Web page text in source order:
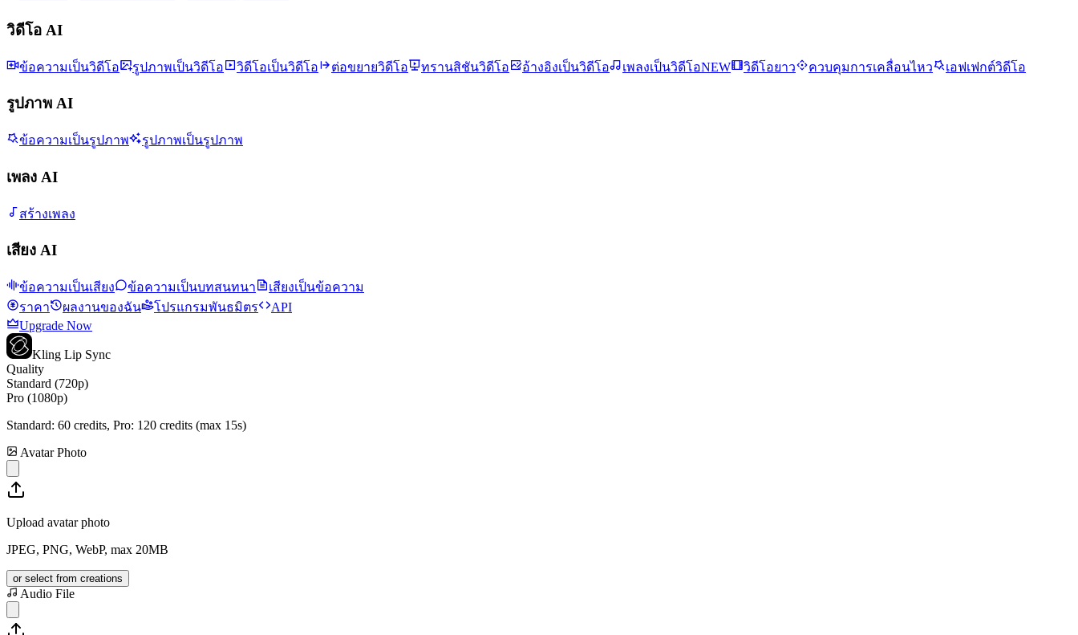
วิดีโอ AI
ข้อความเป็นวิดีโอ รูปภาพเป็นวิดีโอ วิดีโอเป็นวิดีโอ ต่อขยายวิดีโอ ทรานสิชันวิดีโอ อ้างอิงเป็นวิดีโอ เพลงเป็นวิดีโอNEW วิดีโอยาว ควบคุมการเคลื่อนไหว เอฟเฟกต์วิดีโอ
รูปภาพ AI
ข้อความเป็นรูปภาพ รูปภาพเป็นรูปภาพ
เพลง AI
สร้างเพลง
เสียง AI
ข้อความเป็นเสียง ข้อความเป็นบทสนทนา
เสียงเป็นข้อความ
ราคา
ผลงานของฉัน โปรแกรมพันธมิตร
API
Upgrade Now
Kling Lip Sync
Quality
Standard (720p)
Pro (1080p)
Standard: 60 credits, Pro: 120 credits (max 15s)
Avatar Photo
Upload avatar photo
JPEG, PNG, WebP, max 20MB
or select from creations
Audio File